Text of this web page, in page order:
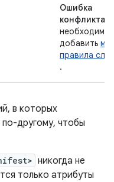
Ошибка
конфликта
необходимо
добавить
правила
.
в которых
другому, чтобы
никогда не
только атрибуты